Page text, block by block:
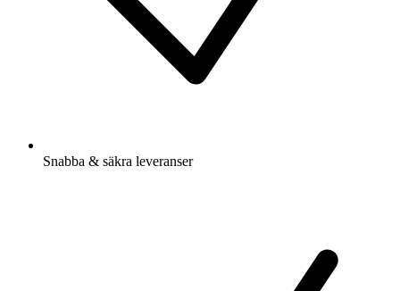
Snabba & säkra leveranser